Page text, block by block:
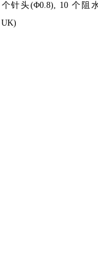
个针头(Φ0.8), 10 个阻